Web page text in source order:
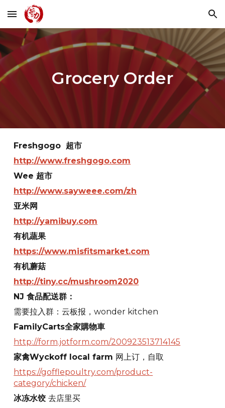
Skip to main content Skip to navigation
Grocery Order
Freshgogo 超市
http://www.freshgogo.com
Wee 超市
http://www.sayweee.com/zh
亚米网
http://yamibuy.com
有机蔬果
https://www.misfitsmarket.com
有机蘑菇
http://tiny.cc/mushroom2020
NJ 食品配送群：
需要拉入群：云板报，wonder kitchen
FamilyCarts全家購物車
http://form.jotform.com/200923513714145
家禽Wyckoff local farm 网上订，自取
https://gofflepoultry.com/product-
category/chicken/
冰冻水饺去店里买